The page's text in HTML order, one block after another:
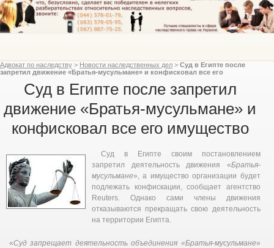
Адвокат по наследству > Новости наследственных дел > Суд в Египте после
запретил движение «Братья-мусульмане» и конфисковал все его
Суд в Египте после запретил
движение «Братья-мусульмане» и
конфисковал все его имущество
Суд в Египте своим постановлением
запретил деятельность движения «Братья-
мусульмане», а имущество организации будет
подлежать конфискации, сообщает агентство
Reuters. Однако сами члены движения
отказываются прекращать свою деятельность
на территории Египта.
«Суд запрещает деятельность объединения «Братья-мусульмане»